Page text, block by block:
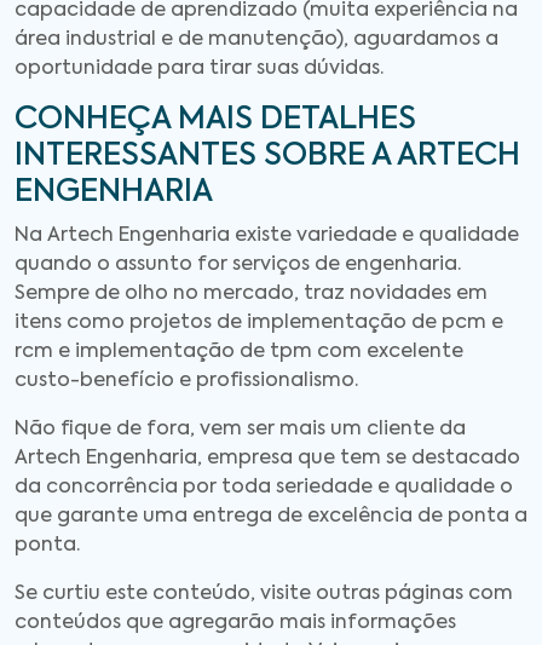
capacidade de aprendizado (muita experiência na
área industrial e de manutenção), aguardamos a
oportunidade para tirar suas dúvidas.
CONHEÇA MAIS DETALHES
INTERESSANTES SOBRE A ARTECH
ENGENHARIA
Na Artech Engenharia existe variedade e qualidade
quando o assunto for serviços de engenharia.
Sempre de olho no mercado, traz novidades em
itens como projetos de implementação de pcm e
rcm e implementação de tpm com excelente
custo-benefício e profissionalismo.
Não fique de fora, vem ser mais um cliente da
Artech Engenharia, empresa que tem se destacado
da concorrência por toda seriedade e qualidade o
que garante uma entrega de excelência de ponta a
ponta.
Se curtiu este conteúdo, visite outras páginas com
conteúdos que agregarão mais informações